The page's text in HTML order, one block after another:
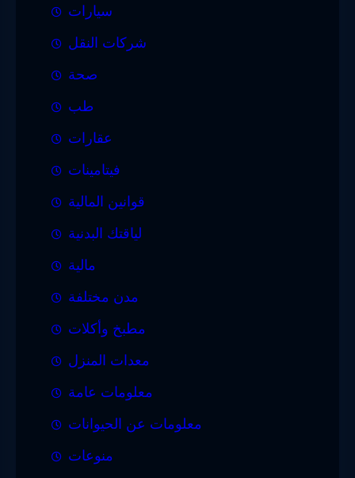
سيارات
شركات النقل
صحة
طب
عقارات
فيتامينات
قوانين المالية
لياقتك البدنية
مالية
مدن مختلفة
مطبخ وأكلات
معدات المنزل
معلومات عامة
معلومات عن الحيوانات
منوعات